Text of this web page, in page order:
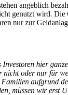
angeblich
genutzt wird.
nur zur
hier
nicht oder nur für
aufgrund
müssen wir erst